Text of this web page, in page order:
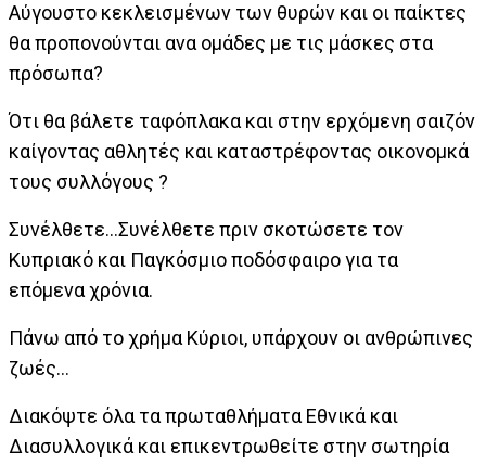
Αύγουστο κεκλεισμένων των θυρών και οι παίκτες
θα προπονούνται ανα ομάδες με τις μάσκες στα
πρόσωπα?
Ότι θα βάλετε ταφόπλακα και στην ερχόμενη σαιζόν
καίγοντας αθλητές και καταστρέφοντας οικονομκά
τους συλλόγους ?
Συνέλθετε...Συνέλθετε πριν σκοτώσετε τον
Κυπριακό και Παγκόσμιο ποδόσφαιρο για τα
επόμενα χρόνια.
Πάνω από το χρήμα Κύριοι, υπάρχουν οι ανθρώπινες
ζωές...
Διακόψτε όλα τα πρωταθλήματα Εθνικά και
Διασυλλογικά και επικεντρωθείτε στην σωτηρία